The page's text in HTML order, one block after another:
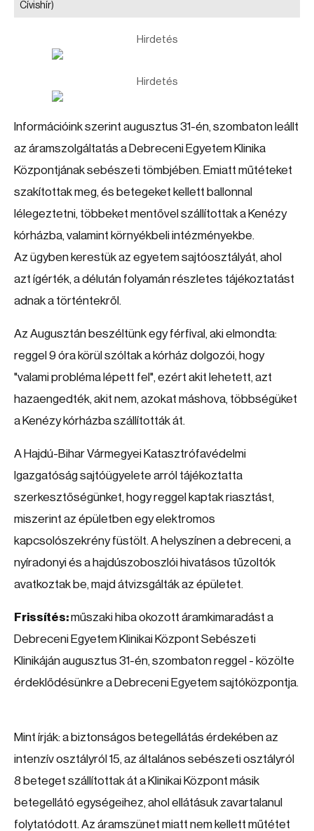
Cívishír)
Hirdetés
Hirdetés
Információink szerint augusztus 31-én, szombaton leállt
az áramszolgáltatás a Debreceni Egyetem Klinika
Központjának sebészeti tömbjében. Emiatt műtéteket
szakítottak meg, és betegeket kellett ballonnal
lélegeztetni, többeket mentővel szállítottak a Kenézy
kórházba, valamint környékbeli intézményekbe.
Az ügyben kerestük az egyetem sajtóosztályát, ahol
azt ígérték, a délután folyamán részletes tájékoztatást
adnak a történtekről.
Az Augusztán beszéltünk egy férfival, aki elmondta:
reggel 9 óra körül szóltak a kórház dolgozói, hogy
"valami probléma lépett fel", ezért akit lehetett, azt
hazaengedték, akit nem, azokat máshova, többségüket
a Kenézy kórházba szállították át.
A Hajdú-Bihar Vármegyei Katasztrófavédelmi
Igazgatóság sajtóügyelete arról tájékoztatta
szerkesztőségünket, hogy reggel kaptak riasztást,
miszerint az épületben egy elektromos
kapcsolószekrény füstölt. A helyszínen a debreceni, a
nyíradonyi és a hajdúszoboszlói hivatásos tűzoltók
avatkoztak be, majd átvizsgálták az épületet.
Frissítés:műszaki hiba okozott áramkimaradást a
Debreceni Egyetem Klinikai Központ Sebészeti
Klinikáján augusztus 31-én, szombaton reggel - közölte
érdeklődésünkre a Debreceni Egyetem sajtóközpontja.
Mint írják: a biztonságos betegellátás érdekében az
intenzív osztályról 15, az általános sebészeti osztályról
8 beteget szállítottak át a Klinikai Központ másik
betegellátó egységeihez, ahol ellátásuk zavartalanul
folytatódott. Az áramszünet miatt nem kellett műtétet